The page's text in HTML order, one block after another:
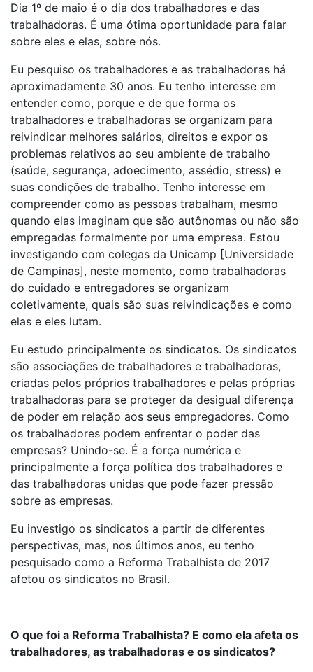
Dia 1º de maio é o dia dos trabalhadores e das
trabalhadoras. É uma ótima oportunidade para falar
sobre eles e elas, sobre nós.
Eu pesquiso os trabalhadores e as trabalhadoras há
aproximadamente 30 anos. Eu tenho interesse em
entender como, porque e de que forma os
trabalhadores e trabalhadoras se organizam para
reivindicar melhores salários, direitos e expor os
problemas relativos ao seu ambiente de trabalho
(saúde, segurança, adoecimento, assédio, stress) e
suas condições de trabalho. Tenho interesse em
compreender como as pessoas trabalham, mesmo
quando elas imaginam que são autônomas ou não são
empregadas formalmente por uma empresa. Estou
investigando com colegas da Unicamp [Universidade
de Campinas], neste momento, como trabalhadoras
do cuidado e entregadores se organizam
coletivamente, quais são suas reivindicações e como
elas e eles lutam.
Eu estudo principalmente os sindicatos. Os sindicatos
são associações de trabalhadores e trabalhadoras,
criadas pelos próprios trabalhadores e pelas próprias
trabalhadoras para se proteger da desigual diferença
de poder em relação aos seus empregadores. Como
os trabalhadores podem enfrentar o poder das
empresas? Unindo-se. É a força numérica e
principalmente a força política dos trabalhadores e
das trabalhadoras unidas que pode fazer pressão
sobre as empresas.
Eu investigo os sindicatos a partir de diferentes
perspectivas, mas, nos últimos anos, eu tenho
pesquisado como a Reforma Trabalhista de 2017
afetou os sindicatos no Brasil.
O que foi a Reforma Trabalhista? E como ela afeta os
trabalhadores, as trabalhadoras e os sindicatos?